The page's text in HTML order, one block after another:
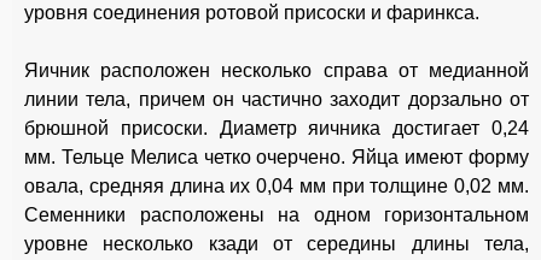
уровня соединения ротовой присоски и фаринкса.
Яичник расположен несколько справа от медианной
линии тела, причем он частично заходит дорзально от
брюшной присоски. Диаметр яичника достигает 0,24
мм. Тельце Мелиса четко очерчено. Яйца имеют форму
овала, средняя длина их 0,04 мм при толщине 0,02 мм.
Семенники расположены на одном горизонтальном
уровне несколько кзади от середины длины тела,